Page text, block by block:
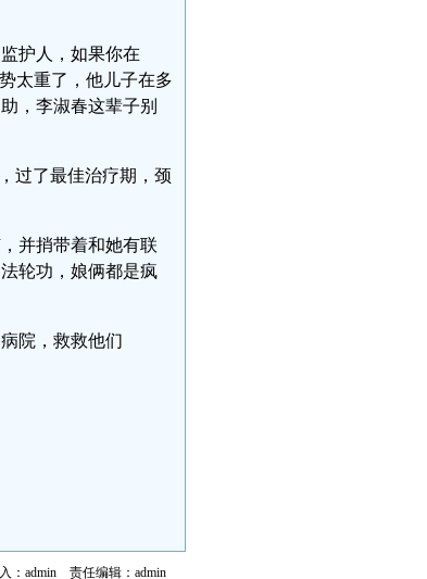
护人，如果你在
太重了，他儿子在多
，李淑春这辈子别
过了最佳治疗期，颈
并捎带着和她有联
轮功，娘俩都是疯
院，救救他们
：admin 责任编辑：admin